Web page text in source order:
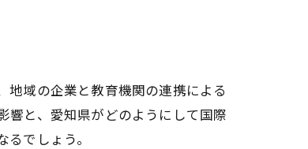
域の企業と教育機関の連携による
響と、愛知県がどのようにして国際
でしょう。